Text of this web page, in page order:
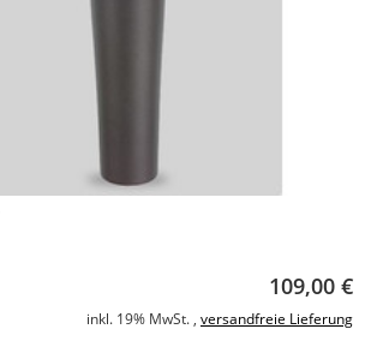
109,00 €
inkl. 19% MwSt. , versandfreie Lieferung